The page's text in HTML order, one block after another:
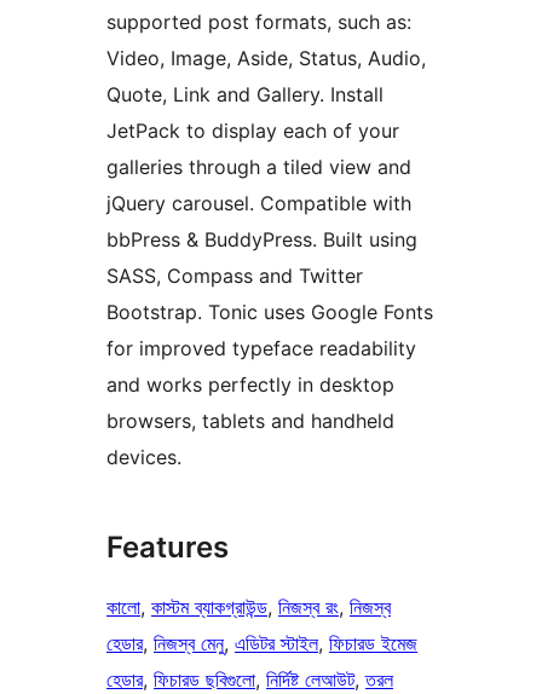
supported post formats, such as:
Video, Image, Aside, Status, Audio,
Quote, Link and Gallery. Install
JetPack to display each of your
galleries through a tiled view and
jQuery carousel. Compatible with
bbPress & BuddyPress. Built using
SASS, Compass and Twitter
Bootstrap. Tonic uses Google Fonts
for improved typeface readability
and works perfectly in desktop
browsers, tablets and handheld
devices.
Features
কালো, কাস্টম ব্যাকগ্রাউন্ড, নিজস্ব রং, নিজস্ব
হেডার, নিজস্ব মেনু, এডিটর স্টাইল, ফিচারড ইমেজ
হেডার, ফিচারড ছবিগুলো, নির্দিষ্ট লেআউট, তরল